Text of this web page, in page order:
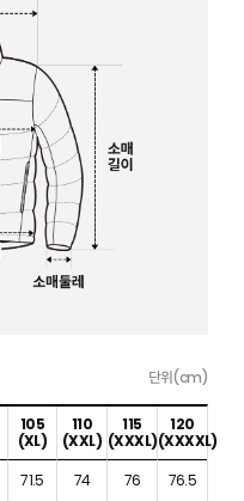
단위(cm)
105
(XL)
110
(XXL)
115
(XXXL)
120
(XXXXL)
71.5 74 76 76.5